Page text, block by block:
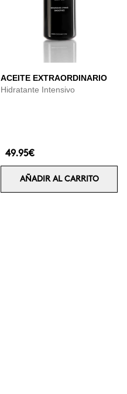
ACEITE EXTRAORDINARIO
Hidratante Intensivo
49.95€
AÑADIR AL CARRITO